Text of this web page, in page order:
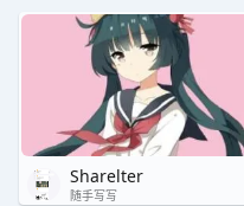
Sharelter
随手写写